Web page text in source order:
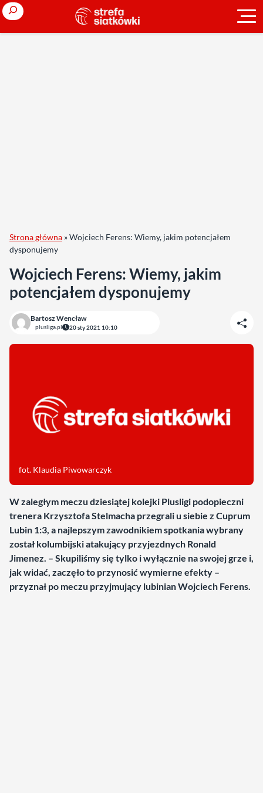
Search
Strona główna »Wojciech Ferens: Wiemy, jakim potencjałem
dysponujemy
Wojciech Ferens: Wiemy, jakim
potencjałem dysponujemy
Bartosz Wencław
plusliga.pl 20 sty 2021 10:10
fot. Klaudia Piwowarczyk
W zaległym meczu dziesiątej kolejki Plusligi podopieczni
trenera Krzysztofa Stelmacha przegrali u siebie z Cuprum
Lubin 1:3, a najlepszym zawodnikiem spotkania wybrany
został kolumbijski atakujący przyjezdnych Ronald
Jimenez. – Skupiliśmy się tylko i wyłącznie na swojej grze i,
jak widać, zaczęło to przynosić wymierne efekty –
przyznał po meczu przyjmujący lubinian Wojciech Ferens.